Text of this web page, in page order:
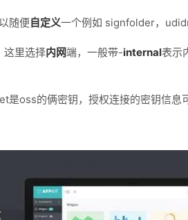
随便自定义一个例如 signfolder，
这里选择内网端，一般带-internal表示
oss的俩密钥，授权连接的密钥信息